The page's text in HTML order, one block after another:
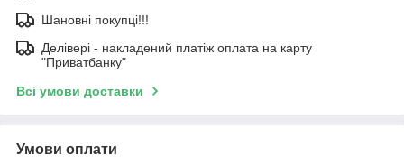
Шановні покупці!!!
Делівері - накладений платіж оплата на карту
"Приватбанку"
Всі умови доставки
Умови оплати